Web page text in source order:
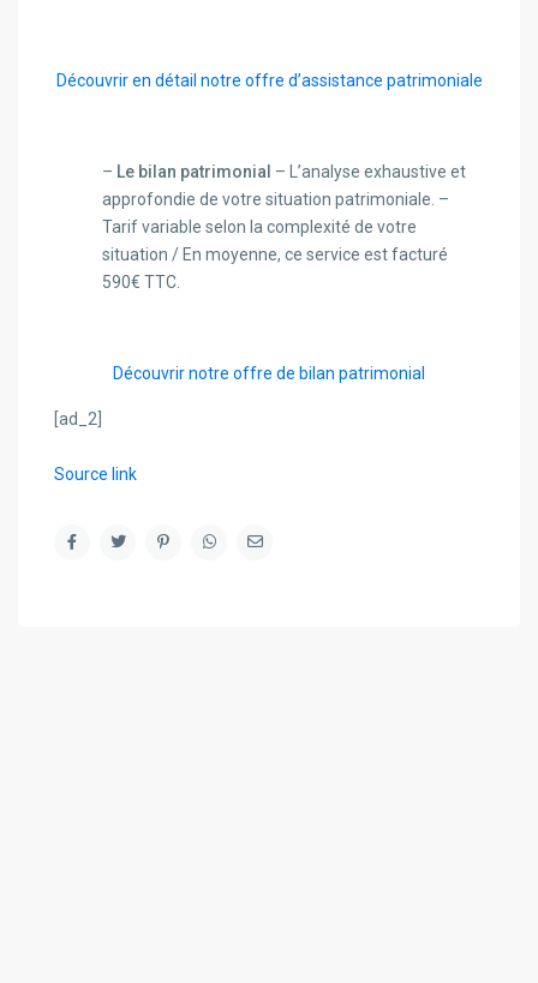
Découvrir en détail notre offre d’assistance patrimoniale
– Le bilan patrimonial – L’analyse exhaustive et
approfondie de votre situation patrimoniale. –
Tarif variable selon la complexité de votre
situation / En moyenne, ce service est facturé
590€ TTC.
Découvrir notre offre de bilan patrimonial
[ad_2]
Source link